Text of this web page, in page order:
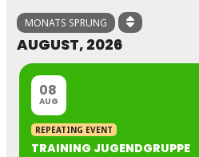
MONATS SPRUNG
AUGUST, 2026
08
AUG
REPEATING EVENT
TRAINING JUGENDGRUPPE